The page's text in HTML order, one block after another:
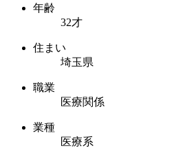
年齢
32才
住まい
埼玉県
職業
医療関係
業種
医療系